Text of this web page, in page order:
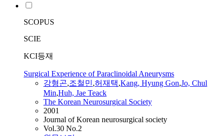
SCOPUS
SCIE
KCI등재
Surgical Experience of Paraclinoidal Aneurysms
강형곤,조철민,허재택,Kang, Hyung Gon,Jo, Chul
Min,Huh, Jae Teack
The Korean Neurosurgical Society
2001
Journal of Korean neurosurgical society
Vol.30 No.2